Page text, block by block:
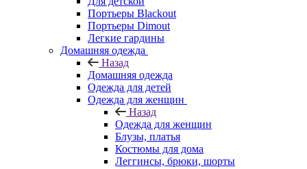
Портьеры Blackout
Портьеры Dimout
Легкие гардины
Домашняя одежда
Назад
Домашняя одежда
Одежда для детей
Одежда для женщин
Назад
Одежда для женщин
Блузы, платья
Костюмы для дома
Леггинсы, брюки, шорты